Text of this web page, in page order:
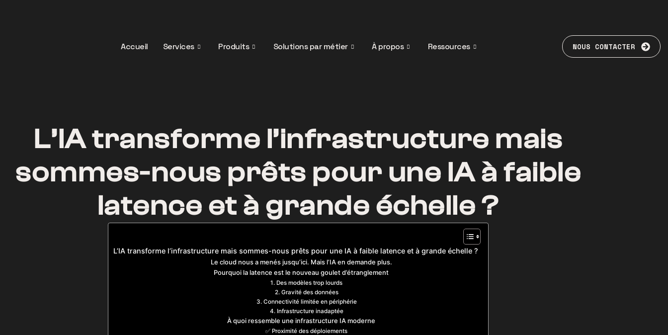
Accueil Services Produits Solutions par métier À propos Ressources NOUS CONTACTER
L’IA transforme l’infrastructure mais
sommes-nous prêts pour une IA à faible
latence et à grande échelle ?
L’IA transforme l’infrastructure mais sommes-nous prêts pour une IA à faible latence et à grande échelle ?
Le cloud nous a menés jusqu’ici. Mais l’IA en demande plus.
Pourquoi la latence est le nouveau goulet d’étranglement
1. Des modèles trop lourds
2. Gravité des données
3. Connectivité limitée en périphérie
4. Infrastructure inadaptée
À quoi ressemble une infrastructure IA moderne
✅ Proximité des déploiements